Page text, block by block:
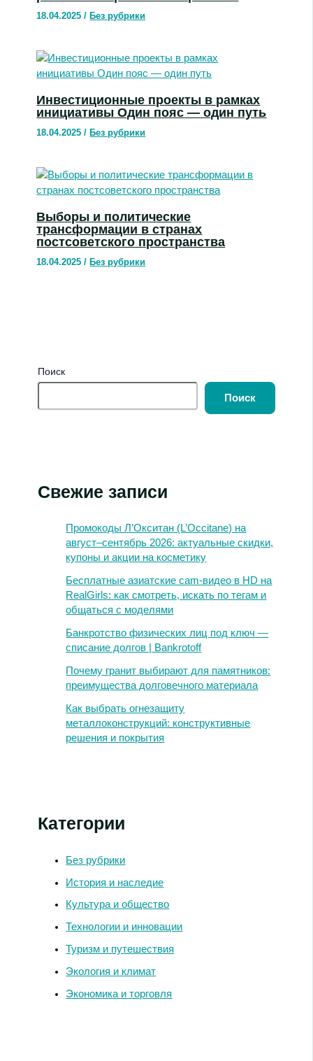
18.04.2025/ Без рубрики
Инвестиционные проекты в рамках
инициативы Один пояс — один путь
18.04.2025/ Без рубрики
Выборы и политические
трансформации в странах
постсоветского пространства
18.04.2025/ Без рубрики
Поиск
Поиск
Свежие записи
Промокоды Л’Окситан (L’Occitane) на
август–сентябрь 2026: актуальные скидки,
купоны и акции на косметику
Бесплатные азиатские cam-видео в HD на
RealGirls: как смотреть, искать по тегам и
общаться с моделями
Банкротство физических лиц под ключ —
списание долгов | Bankrotoff
Почему гранит выбирают для памятников:
преимущества долговечного материала
Как выбрать огнезащиту
металлоконструкций: конструктивные
решения и покрытия
Категории
Без рубрики
История и наследие
Культура и общество
Технологии и инновации
Туризм и путешествия
Экология и климат
Экономика и торговля